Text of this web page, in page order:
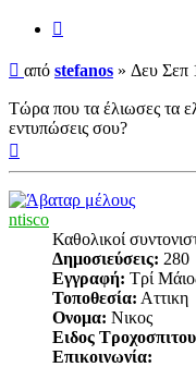
Δημοσίευση
από stefanos » Δευ Σεπ
Τώρα που τα έλιωσες τα
εντυπώσεις σου?
ntisco
Καθολικοί
Δημοσιεύσεις: 280
Εγγραφή: Τρί
Τοποθεσία: Αττικη
Ονομα: Νικος
Ειδος
Επικοινωνία: